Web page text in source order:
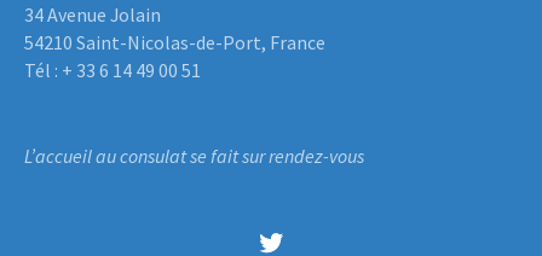
34 Avenue Jolain
54210 Saint-Nicolas-de-Port, France
Tél : + 33 6 14 49 00 51
L’accueil au consulat se fait sur rendez-vous
Twitter